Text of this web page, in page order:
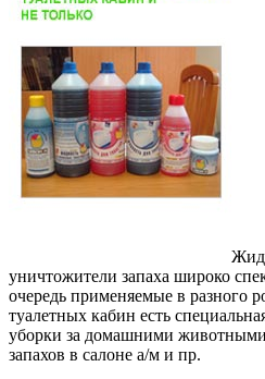
уничтожители запаха широко
очередь применяемые в разного
туалетных кабин есть
уборки за домашними
запахов в салоне а/м и пр.